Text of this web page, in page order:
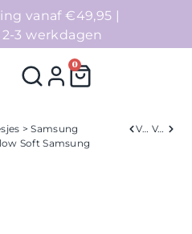
vanaf €49,95 |
3 werkdagen
0
>Samsung
Soft Samsung
Verleden Volgend